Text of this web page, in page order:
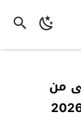
من